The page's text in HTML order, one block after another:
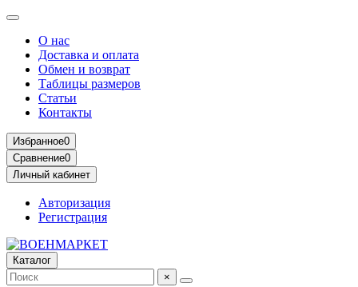
О нас
Доставка и оплата
Обмен и возврат
Таблицы размеров
Статьи
Контакты
Избранное0
Сравнение0
Личный кабинет
Авторизация
Регистрация
Каталог
×